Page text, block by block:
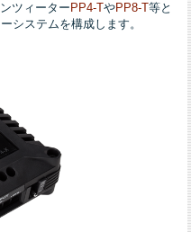
ツィーター PP4-TやPP8-T等と
システムを構成します。